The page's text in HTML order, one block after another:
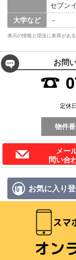
セブン
大学など
－
表示の情報と現況に差異があ
お問
定休
物件
メー
問い合
お気に入り